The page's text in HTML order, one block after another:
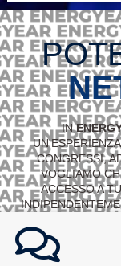
IN
CONGRESSI,
VOGLIAMO
ACCESSO A